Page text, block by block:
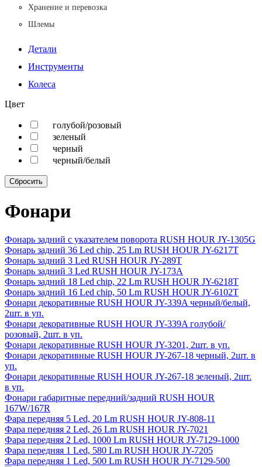
Хранение и перевозка
Шлемы
Детали
Инструменты
Колеса
Цвет
голубой/розовый
зеленый
черный
черный/белый
Фонари
Фонарь задний с указателем поворота RUSH HOUR JY-1305G
Фонарь задний 36 Led chip, 25 Lm RUSH HOUR JY-6217T
Фонарь задний 3 Led RUSH HOUR JY-289T
Фонарь задний 3 Led RUSH HOUR JY-173A
Фонарь задний 18 Led chip, 22 Lm RUSH HOUR JY-6218T
Фонарь задний 16 Led chip, 50 Lm RUSH HOUR JY-6102T
Фонари декоративные RUSH HOUR JY-339A черный/белый,
2шт. в уп.
Фонари декоративные RUSH HOUR JY-339A голубой/
розовый, 2шт. в уп.
Фонари декоративные RUSH HOUR JY-3201, 2шт. в уп.
Фонари декоративные RUSH HOUR JY-267-18 черный, 2шт. в
уп.
Фонари декоративные RUSH HOUR JY-267-18 зеленый, 2шт.
в уп.
Фонари габаритные передний/задний RUSH HOUR
167W/167R
Фара передняя 5 Led, 20 Lm RUSH HOUR JY-808-11
Фара передняя 2 Led, 26 Lm RUSH HOUR JY-7021
Фара передняя 2 Led, 1000 Lm RUSH HOUR JY-7129-1000
Фара передняя 1 Led, 580 Lm RUSH HOUR JY-7205
Фара передняя 1 Led, 500 Lm RUSH HOUR JY-7129-500